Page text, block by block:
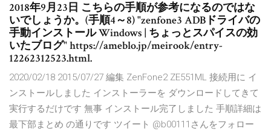
2018年9月23日 こちらの手順が参考になるのではな
いでしょうか。(手順4～8) "zenfone3 ADBドライバの
手動インストール Windows | ちょっとスパイスの効
いたブログ" https://ameblo.jp/meirook/entry-
12262312523.html.
2020/02/18 2015/07/27 編集 ZenFone2 ZE551ML 接続用に イ
ンストールしました インストーラーを ダウンロードしてきて
実行するだけです 無事 インストール完了しました 手順詳細は
最下部まとめ の通りです ツイート @b00111さんをフォロー